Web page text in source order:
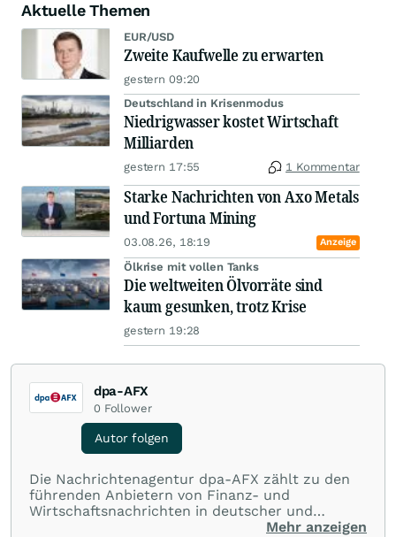
Aktuelle Themen
EUR/USD
Zweite Kaufwelle zu erwarten
gestern 09:20
Deutschland in Krisenmodus
Niedrigwasser kostet Wirtschaft
Milliarden
gestern 17:55 1 Kommentar
Starke Nachrichten von Axo Metals
und Fortuna Mining
03.08.26, 18:19 Anzeige
Ölkrise mit vollen Tanks
Die weltweiten Ölvorräte sind
kaum gesunken, trotz Krise
gestern 19:28
dpa-AFX
0 Follower
Autor folgen
Die Nachrichtenagentur dpa-AFX zählt zu den
führenden Anbietern von Finanz- und
Wirtschaftsnachrichten in deutscher und
englischer Sprache. Gestützt auf einMehr anzeigen